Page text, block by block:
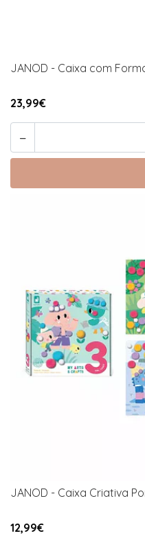
JANOD - Caixa com
23,99€
-
JANOD - Caixa Criativa
12,99€